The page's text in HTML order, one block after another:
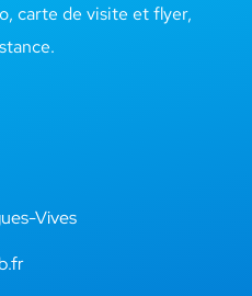
carte de visite et flyer,
Vives